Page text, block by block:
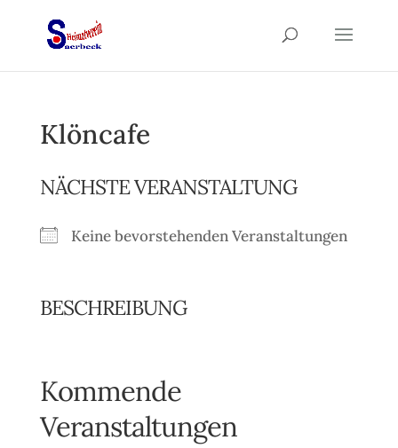
Klöncafe
NÄCHSTE VERANSTALTUNG
Keine bevorstehenden Veranstaltungen
BESCHREIBUNG
Kommende
Veranstaltungen